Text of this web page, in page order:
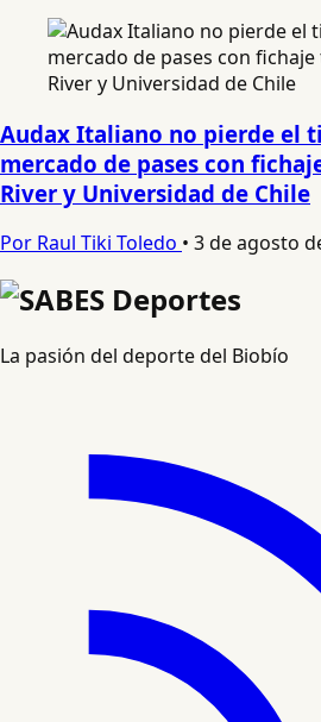
Audax Italiano no pierde el
mercado de pases con
River y Universidad de Chile
Por Raul Tiki Toledo • 3 de agosto
La pasión del deporte del Biobío